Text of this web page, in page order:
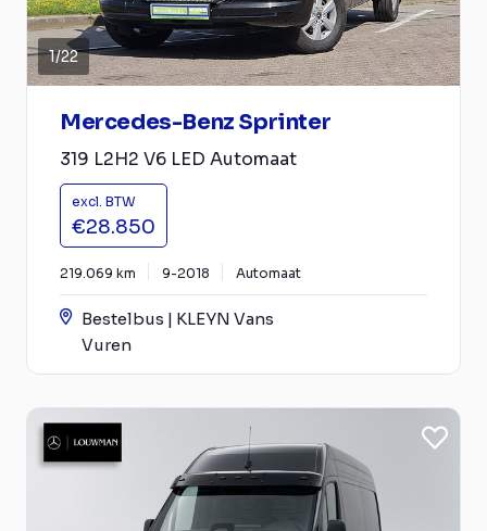
1/22
Mercedes-Benz Sprinter
319 L2H2 V6 LED Automaat
excl. BTW
€28.850
219.069 km 9-2018 Automaat
Bestelbus | KLEYN Vans
Vuren